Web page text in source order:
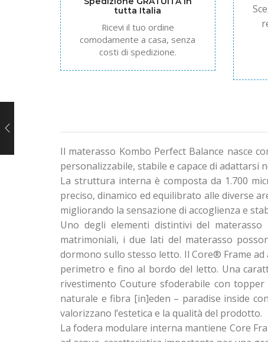
tutta Italia
Ricevi il tuo ordine
comodamente a casa, senza
costi di spedizione.
Il materasso Kombo Perfect Balance nasce
personalizzabile, stabile e capace di adattarsi
La struttura interna è composta da 1.700
preciso, dinamico ed equilibrato alle diverse
migliorando la sensazione di accoglienza e
Uno degli elementi distintivi del
matrimoniali, i due lati del materasso
dormono sullo stesso letto. Il Core® Frame
perimetro e fino al bordo del letto. Una
rivestimento Couture sfoderabile con
naturale e fibra [in]eden – paradise inside
valorizzano l’estetica e la qualità del prodotto.
La fodera modulare interna mantiene Core